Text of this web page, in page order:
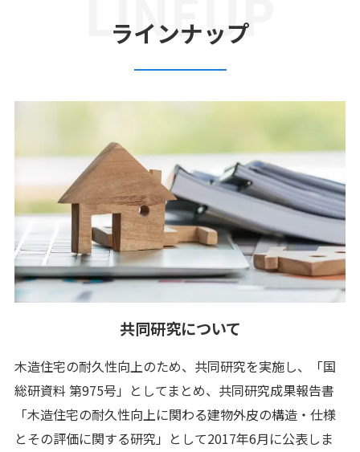
ラインナップ
共同研究について
木造住宅の耐久性向上のため、共同研究を実施し、「国
総研資料 第975号」としてまとめ、共同研究成果報告書
「木造住宅の耐久性向上に関わる建物外皮の構造・仕様
とその評価に関する研究」として2017年6月に公表しま